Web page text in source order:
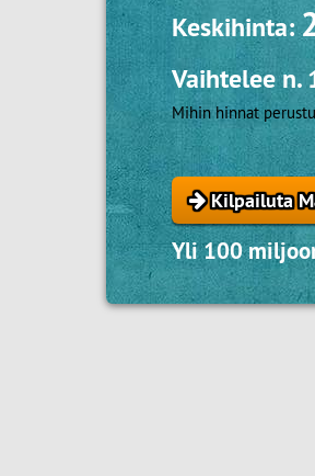
Keskihinta:
Vaihtelee n.
Mihin hinnat
Kilpailuta
Yli 100